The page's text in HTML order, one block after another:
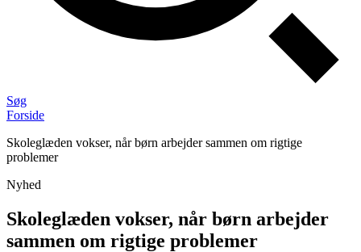
Søg
Forside
Skoleglæden vokser, når børn arbejder sammen om rigtige
problemer
Nyhed
Skoleglæden vokser, når børn arbejder
sammen om rigtige problemer